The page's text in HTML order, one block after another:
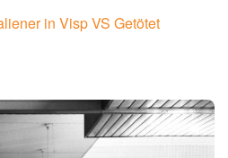
in Visp VS Getötet